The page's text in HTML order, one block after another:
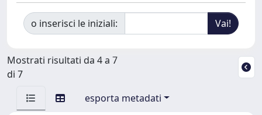
o inserisci le iniziali:
Mostrati risultati da 4 a 7
di 7
esporta metadati